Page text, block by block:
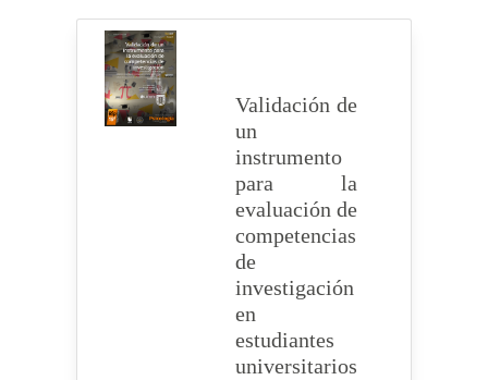
Validación de
un
instrumento
para la
evaluación de
competencias
de
investigación
en
estudiantes
universitarios